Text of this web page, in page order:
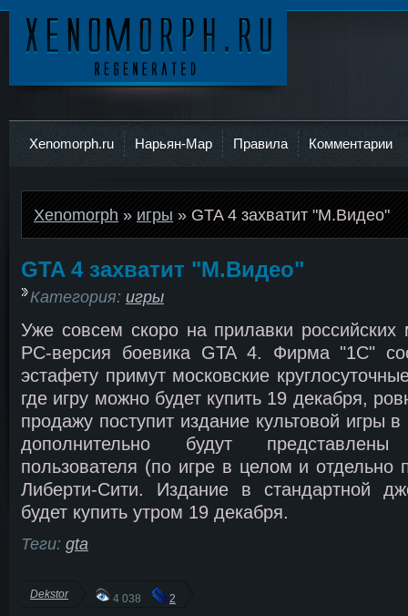
Xenomorph.ru Нарьян-Мар Правила Комментарии
Xenomorph » игры » GTA 4 захватит "М.Видео"
GTA 4 захватит "М.Видео"
Категория: игры
Уже совсем скоро на прилавки российских
РС-версия боевика GTA 4. Фирма "1С"
эстафету примут московские
где игру можно будет купить 19 декабря,
продажу поступит издание культовой игры
дополнительно будут
пользователя (по игре в целом и отдельно
Либерти-Сити. Издание в стандартной
будет купить утром 19 декабря.
Теги: gta
Dekstor 4 038 2